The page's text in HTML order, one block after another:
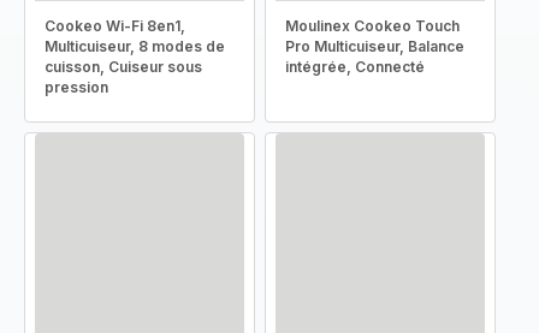
Cookeo Wi-Fi 8en1,
Multicuiseur, 8 modes de
cuisson, Cuiseur sous
pression
Moulinex Cookeo Touch
Pro Multicuiseur, Balance
intégrée, Connecté